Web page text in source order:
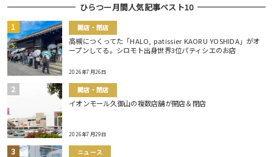
ひらつー月間人気記事ベスト10
開店・閉店
高槻につくってた「HALO, patissier KAORU YOSHIDA」がオ
ープンしてる。シロモト出身世界3位パティシエのお店
2026年7月26日
開店・閉店
イオンモール久御山の複数店舗が開店＆閉店
2026年7月29日
ニュース